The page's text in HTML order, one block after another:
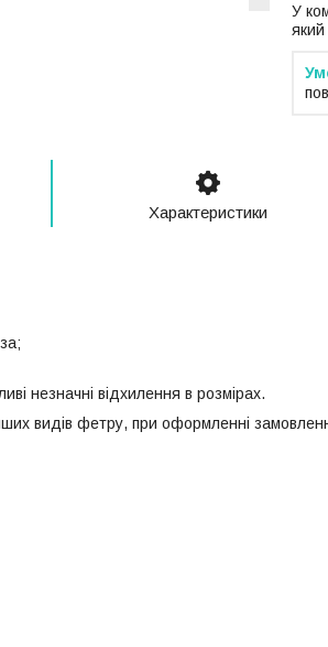
У
Характеристики
незначні відхилення в розмірах.
видів фетру, при оформленні